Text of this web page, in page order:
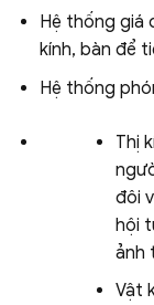
Hệ thống giá
kính, bàn để
Hệ thống
Thị
đôi
hội
ảnh
Vật